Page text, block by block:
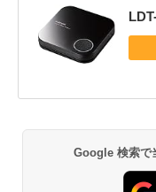
Google 検索で